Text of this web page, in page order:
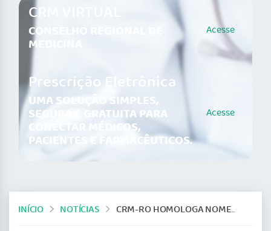
CRM VIRTUAL
CONSELHO REGIONAL DE
MEDICINA
Acesse
Prescrição Eletrônica
UMA SOLUÇÃO SIMPLES,
SEGURA E GRATUITA PARA
CONECTAR MÉDICOS,
PACIENTES E FARMACÊUTICOS.
Acesse
INÍCIO NOTÍCIAS CRM-RO HOMOLOGA NOMEAÇÃO DE MÉDICOS MEMBROS DA CÂMARA DE OFTALMOLOGIA